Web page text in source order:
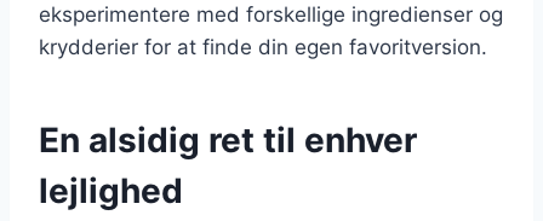
eksperimentere med forskellige ingredienser og
krydderier for at finde din egen favoritversion.
En alsidig ret til enhver
lejlighed